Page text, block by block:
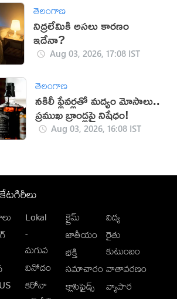
తెలంగాణ
నిద్రలేమికి అసలు కారణం
ఇదేనా?
Aug 03, 2026, 17:08 IST
తెలంగాణ
నకిలీ ఫ్లేవర్లతో మద్యం మోసాలు..
ప్రముఖ బ్రాండ్లపై నిషేధం!
Aug 03, 2026, 16:08 IST
Lokal
-
మగువ
వినోదం
కరోనా
క్రైమ్
జాతీయం
భక్తి
సమాచారం
క్లాసిఫైడ్స్
విద్య
రైతు
కుటుంబం
వాతావరణం
వ్యాపార